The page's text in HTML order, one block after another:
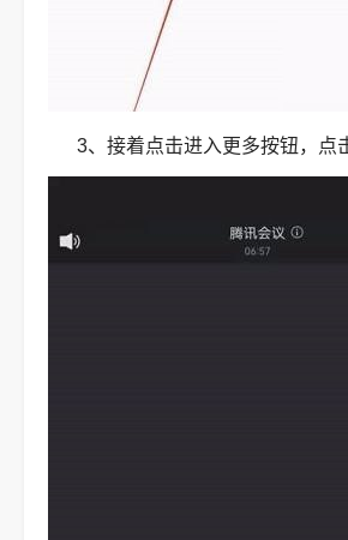
3、接着点击进入更多按钮，点